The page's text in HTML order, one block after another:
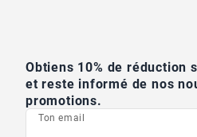
Obtiens 10% de réduction
et reste informé de nos
promotions.
Ton email